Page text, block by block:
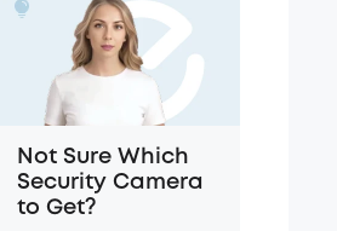
Not Sure Which
Security Camera
to Get?